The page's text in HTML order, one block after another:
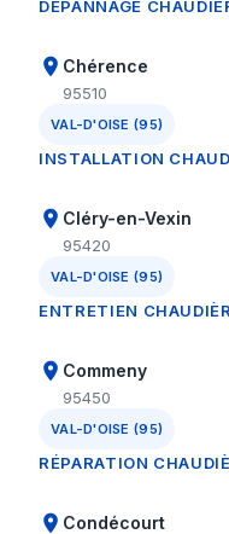
DÉPANNAGE
Chérence
95510
VAL-D'OISE (95)
INSTALLATION
Cléry-en-Vexin
95420
VAL-D'OISE (95)
ENTRETIEN
Commeny
95450
VAL-D'OISE (95)
RÉPARATION
Condécourt